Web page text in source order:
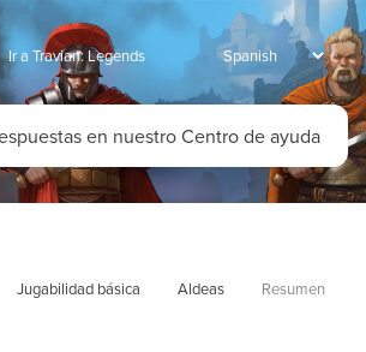
Ir a Travian: Legends
Jugabilidad básica Aldeas
Resumen